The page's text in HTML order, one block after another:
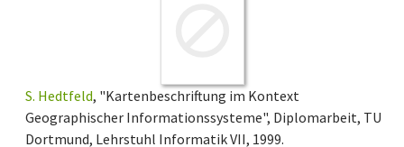
S. Hedtfeld, "Kartenbeschriftung im Kontext
Geographischer Informationssysteme", Diplomarbeit, TU
Dortmund, Lehrstuhl Informatik VII, 1999.